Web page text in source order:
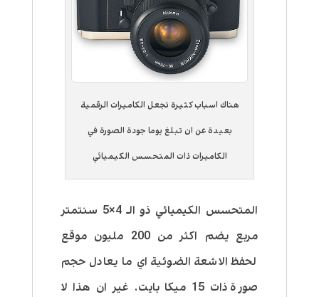
هناك اسباب كثيرة تجعل الكاميرات الرقمية
بعيدة عن ان تبلغ يوما جودة الصورة في
الكاميرات ذات المتحسس الكيميائي
المتحسس الكيميائي ذو الـ 4×5 سنتمتر
مربع يضم اكثر من 200 مليون موقع
لحفظ الاشعة الضوئية اي ما يعادل حجم
صورة ذات 15 ميكا بايت. غير ان هذا لا